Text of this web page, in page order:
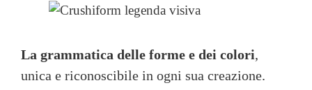
La grammatica delle forme e dei colori,
unica e riconoscibile in ogni sua creazione.